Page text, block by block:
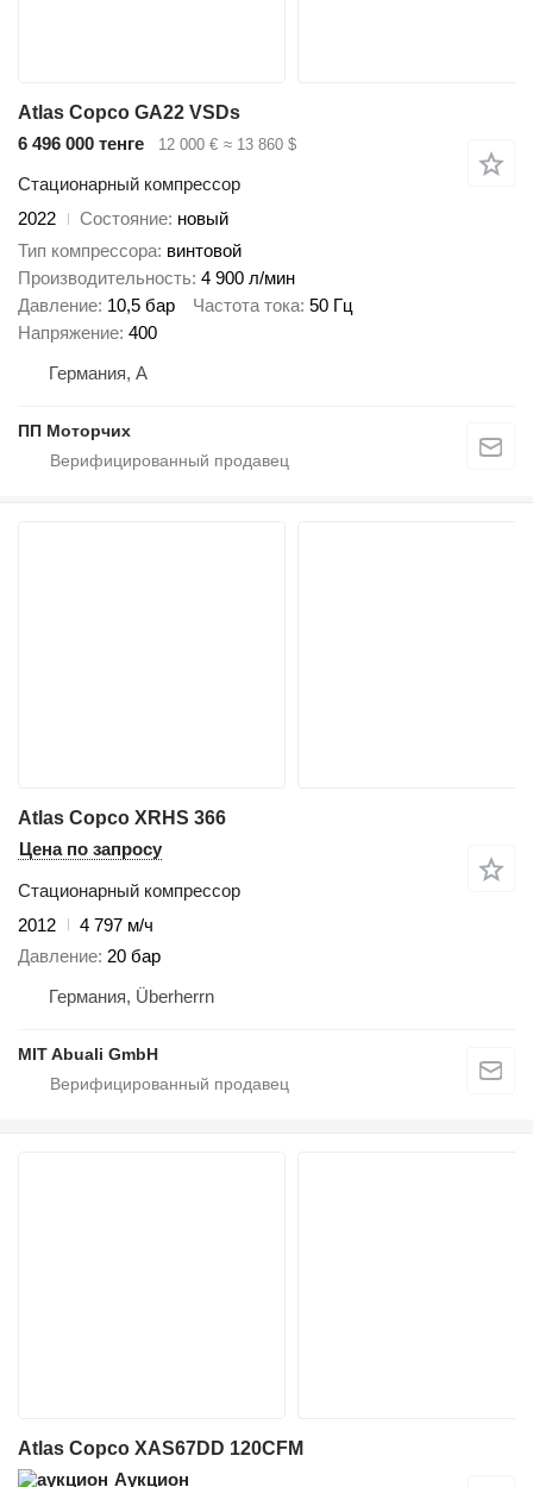
Atlas Copco GA22 VSDs
6 496 000 тенге
12 000 € ≈ 13 860 $
Стационарный компрессор
2022
Состояние новый
Тип компрессора винтовой
Производительность 4 900 л/мин
Давление 10,5 бар Частота тока 50 Гц
Напряжение 400
Германия, A
ПП Моторчих
Atlas Copco XRHS 366
Цена по запросу
Стационарный компрессор
2012
4 797 м/ч
Давление 20 бар
Германия, Überherrn
MIT Abuali GmbH
Atlas Copco XAS67DD 120CFM
Аукцион